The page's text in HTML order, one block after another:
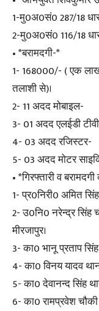
1-मु0अ0सं0 287/18
2-मु0अ0सं0 116/18
• *बरामदगी-*
1- 168000/- ( एक
तलाशी से)।
2- 11 अदद मोबाइल-
3- 01 अदद एलईडी
4- 03 अदद रजिस्टर-
5- 03 अदद मोटर
• *गिरफ्तारी व
1- प्र0निरी0 अमित
2- उ0नि0 नरेन्द्र सिंह
मीरजापुर।
3- का0 भानू प्रताप सिंह
4- का0 विनय यादव
5- का0 देवानन्द सिंह
6- का0 रामप्रवेश चौकी